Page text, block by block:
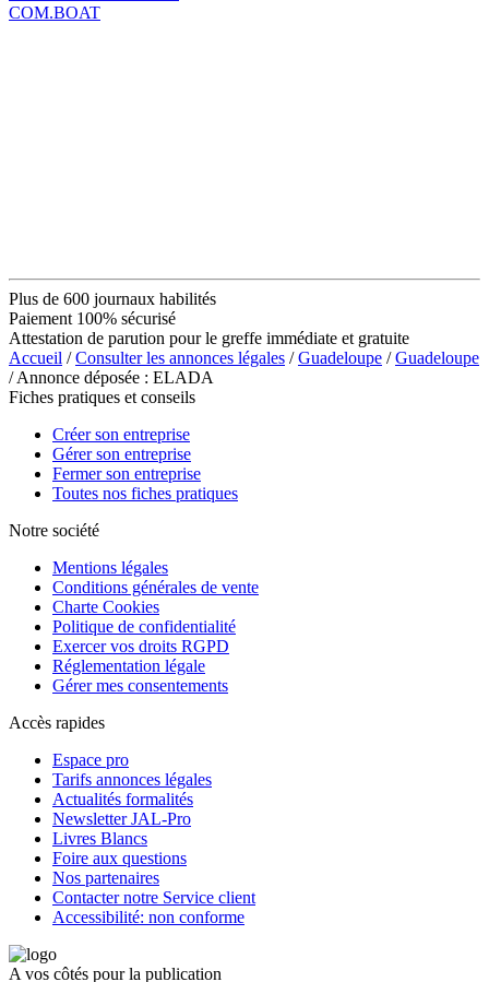
COM.BOAT
Plus de 600 journaux habilités
Paiement 100% sécurisé
Attestation de parution pour le greffe immédiate et gratuite
Accueil /Consulter les annonces légales /Guadeloupe /Guadeloupe
/ Annonce déposée : ELADA
Fiches pratiques et conseils
Créer son entreprise
Gérer son entreprise
Fermer son entreprise
Toutes nos fiches pratiques
Notre société
Mentions légales
Conditions générales de vente
Charte Cookies
Politique de confidentialité
Exercer vos droits RGPD
Réglementation légale
Gérer mes consentements
Accès rapides
Espace pro
Tarifs annonces légales
Actualités formalités
Newsletter JAL-Pro
Livres Blancs
Foire aux questions
Nos partenaires
Contacter notre Service client
Accessibilité: non conforme
A vos côtés pour la publication